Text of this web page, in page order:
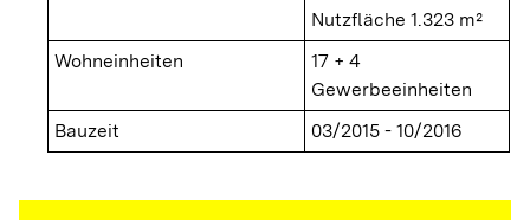
Nutzfläche 1.323 m²
Wohneinheiten
17 + 4
Gewerbeeinheiten
Bauzeit
03/2015 - 10/2016